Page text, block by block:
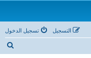
تسجيل الدخول التسجيل